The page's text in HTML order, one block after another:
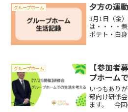
グループホーム 夕方の運
3月1日（金
は・・・・
ポテト・白
テトも揚げ
グループホーム
【参加者
プホーム
いつもあり
部向け研修
ます。 今回